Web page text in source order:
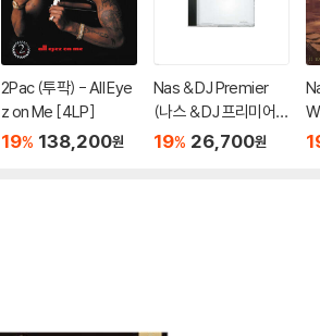
2Pac (투팍) - All Eye
z on Me [4LP]
19% 138,200원
Nas & DJ Premier
(나스 & DJ 프리미어)
- Light-Years
19% 26,700원